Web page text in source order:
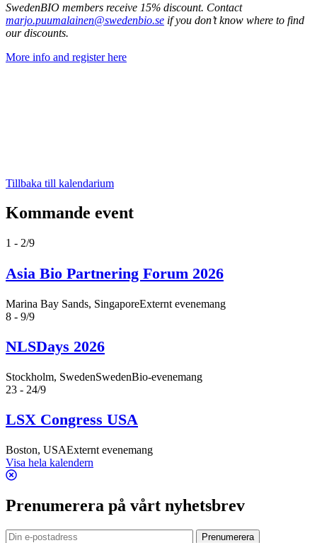
SwedenBIO members receive 15% discount. Contact
marjo.puumalainen@swedenbio.se if you don’t know where to find
our discounts.
More info and register here
Tillbaka till kalendarium
Kommande event
1 - 2/9
Asia Bio Partnering Forum 2026
Marina Bay Sands, SingaporeExternt evenemang
8 - 9/9
NLSDays 2026
Stockholm, SwedenSwedenBio-evenemang
23 - 24/9
LSX Congress USA
Boston, USAExternt evenemang
Visa hela kalendern
Prenumerera på vårt nyhetsbrev
Prenumerera